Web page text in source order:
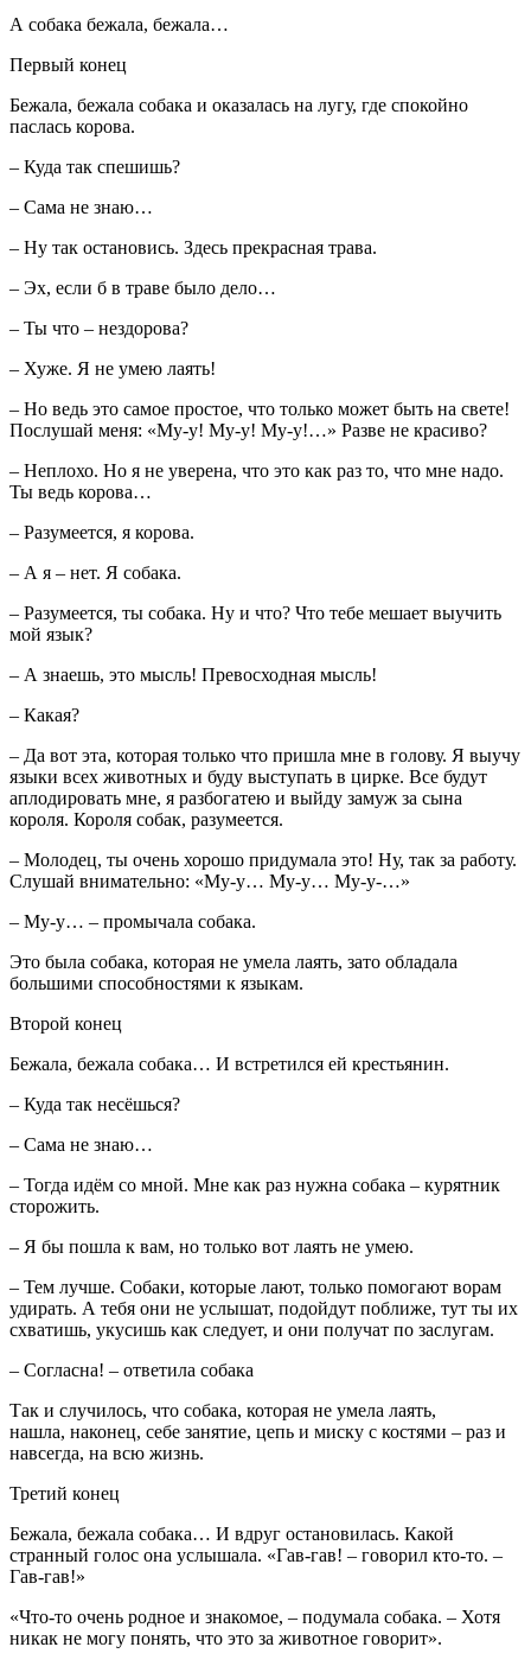
А собака бежала, бежала…
Первый конец
Бежала, бежала собака и оказалась на лугу, где спокойно
паслась корова.
– Куда так спешишь?
– Сама не знаю…
– Ну так остановись. Здесь прекрасная трава.
– Эх, если б в траве было дело…
– Ты что – нездорова?
– Хуже. Я не умею лаять!
– Но ведь это самое простое, что только может быть на свете!
Послушай меня: «Му-у! Му-у! Му-у!…» Разве не красиво?
– Неплохо. Но я не уверена, что это как раз то, что мне надо.
Ты ведь корова…
– Разумеется, я корова.
– А я – нет. Я собака.
– Разумеется, ты собака. Ну и что? Что тебе мешает выучить
мой язык?
– А знаешь, это мысль! Превосходная мысль!
– Какая?
– Да вот эта, которая только что пришла мне в голову. Я выучу
языки всех животных и буду выступать в цирке. Все будут
аплодировать мне, я разбогатею и выйду замуж за сына
короля. Короля собак, разумеется.
– Молодец, ты очень хорошо придумала это! Ну, так за работу.
Слушай внимательно: «Му-у… Му-у… Му-у-…»
– Му-у… – промычала собака.
Это была собака, которая не умела лаять, зато обладала
большими способностями к языкам.
Второй конец
Бежала, бежала собака… И встретился ей крестьянин.
– Куда так несёшься?
– Сама не знаю…
– Тогда идём со мной. Мне как раз нужна собака – курятник
сторожить.
– Я бы пошла к вам, но только вот лаять не умею.
– Тем лучше. Собаки, которые лают, только помогают ворам
удирать. А тебя они не услышат, подойдут поближе, тут ты их
схватишь, укусишь как следует, и они получат по заслугам.
– Согласна! – ответила собака
Так и случилось, что собака, которая не умела лаять,
нашла, наконец, себе занятие, цепь и миску с костями – раз и
навсегда, на всю жизнь.
Третий конец
Бежала, бежала собака… И вдруг остановилась. Какой
странный голос она услышала. «Гав-гав! – говорил кто-то. –
Гав-гав!»
«Что-то очень родное и знакомое, – подумала собака. – Хотя
никак не могу понять, что это за животное говорит».